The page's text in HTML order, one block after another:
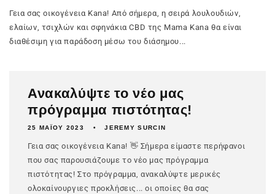
Γεια σας οικογένεια Kana! Από σήμερα, η σειρά λουλουδιών,
ελαίων, τσιχλών και σφηνάκια CBD της Mama Kana θα είναι
διαθέσιμη για παράδοση μέσω του διάσημου...
Ανακαλύψτε το νέο μας
πρόγραμμα πιστότητας!
25 ΜΑΪ́ΟΥ 2023 JEREMY SURCIN
Γεια σας οικογένεια Kana! 👋 Σήμερα είμαστε περήφανοι
που σας παρουσιάζουμε το νέο μας πρόγραμμα
πιστότητας! Στο πρόγραμμα, ανακαλύψτε μερικές
ολοκαίνουργιες προκλήσεις... οι οποίες θα σας